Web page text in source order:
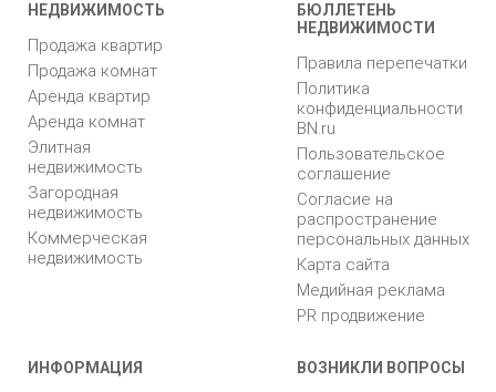
НЕДВИЖИМОСТЬ
Продажа квартир
Продажа комнат
Аренда квартир
Аренда комнат
Элитная
недвижимость
Загородная
недвижимость
Коммерческая
недвижимость
БЮЛЛЕТЕНЬ
НЕДВИЖИМОСТИ
Правила перепечатки
Политика
конфиденциальности
BN.ru
Пользовательское
соглашение
Согласие на
распространение
персональных данных
Карта сайта
Медийная реклама
PR продвижение
ИНФОРМАЦИЯ ВОЗНИКЛИ ВОПРОСЫ